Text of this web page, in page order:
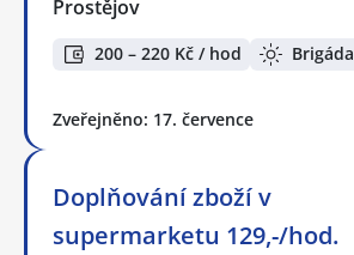
Prostějov
200 – 220 Kč / hod Brigáda
Zveřejněno: 17. července
Doplňování zboží v
supermarketu 129,-/hod.